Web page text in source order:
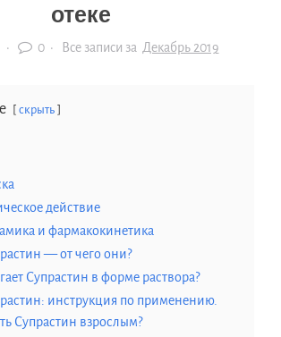
отеке
· 0 · Все записи за Декабрь 2019
скрыть
действие
и фармакокинетика
— от чего они?
Супрастин в форме раствора?
инструкция по применению.
Супрастин взрослым?